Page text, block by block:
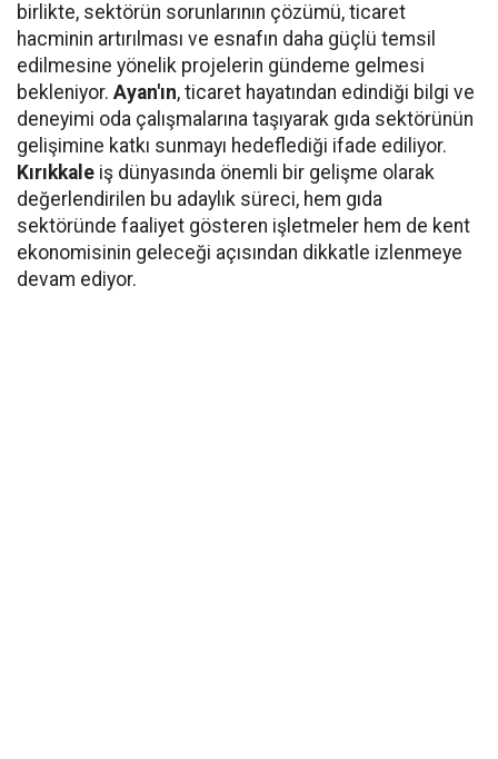
birlikte, sektörün sorunlarının çözümü, ticaret
hacminin artırılması ve esnafın daha güçlü temsil
edilmesine yönelik projelerin gündeme gelmesi
bekleniyor. Ayan'ın, ticaret hayatından edindiği bilgi ve
deneyimi oda çalışmalarına taşıyarak gıda sektörünün
gelişimine katkı sunmayı hedeflediği ifade ediliyor.
Kırıkkale iş dünyasında önemli bir gelişme olarak
değerlendirilen bu adaylık süreci, hem gıda
sektöründe faaliyet gösteren işletmeler hem de kent
ekonomisinin geleceği açısından dikkatle izlenmeye
devam ediyor.